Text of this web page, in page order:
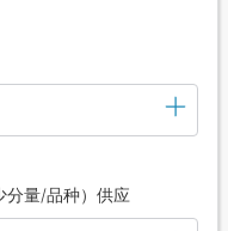
分量/品种）供应